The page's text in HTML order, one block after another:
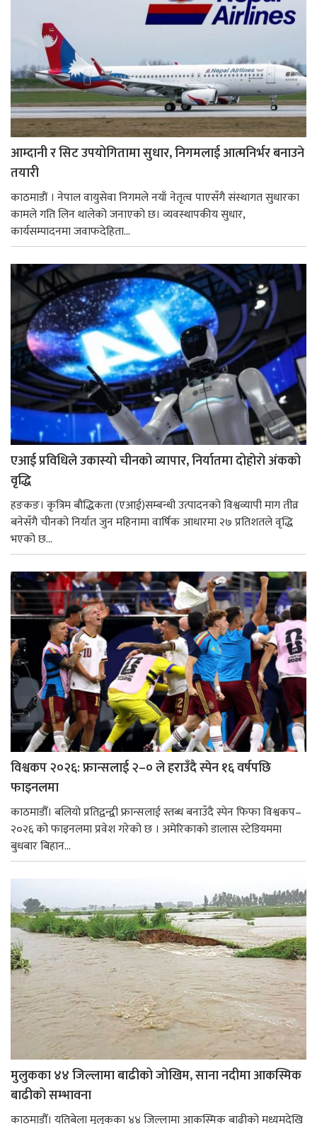
आम्दानी र सिट उपयोगितामा सुधार, निगमलाई आत्मनिर्भर बनाउने
तयारी
काठमाडाैं । नेपाल वायुसेवा निगमले नयाँ नेतृत्व पाएसँगै संस्थागत सुधारका
कामले गति लिन थालेको जनाएको छ। व्यवस्थापकीय सुधार,
कार्यसम्पादनमा जवाफदेहिता...
एआई प्रविधिले उकास्यो चीनको व्यापार, निर्यातमा दोहोरो अंकको
वृद्धि
हङकङ। कृत्रिम बौद्धिकता (एआई)सम्बन्धी उत्पादनको विश्वव्यापी माग तीव्र
बनेसँगै चीनको निर्यात जुन महिनामा वार्षिक आधारमा २७ प्रतिशतले वृद्धि
भएको छ...
विश्वकप २०२६: फ्रान्सलाई २–० ले हराउँदै स्पेन १६ वर्षपछि
फाइनलमा
काठमाडौँ। बलियो प्रतिद्वन्द्वी फ्रान्सलाई स्तब्ध बनाउँदै स्पेन फिफा विश्वकप–
२०२६ को फाइनलमा प्रवेश गरेको छ । अमेरिकाको डालास स्टेडियममा
बुधबार बिहान...
मुलुकका ४४ जिल्लामा बाढीको जोखिम, साना नदीमा आकस्मिक
बाढीको सम्भावना
काठमाडौँ। यतिबेला मुलुकका ४४ जिल्लामा आकस्मिक बाढीको मध्यमदेखि